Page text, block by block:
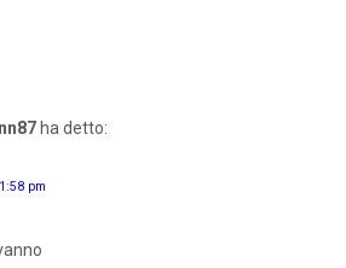
ha detto:
pm